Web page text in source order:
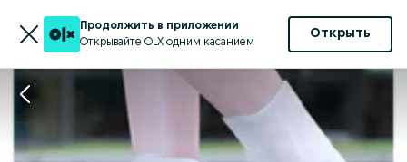
Продолжить в приложении
Открывайте OLX одним касанием
Открыть